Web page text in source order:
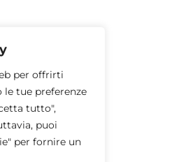
per offrirti
le tue preferenze
tutto",
puoi
per fornire un